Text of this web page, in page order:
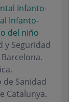
Infanto-
Infanto-
del niño
y Seguridad
Sanidad
Catalunya.